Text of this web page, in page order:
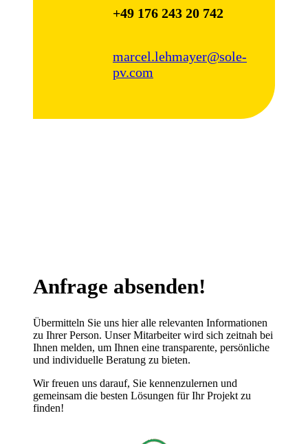
+49 176 243 20 742
marcel.lehmayer@sole-
pv.com
Anfrage absenden!
Übermitteln Sie uns hier alle relevanten Informationen
zu Ihrer Person. Unser Mitarbeiter wird sich zeitnah bei
Ihnen melden, um Ihnen eine transparente, persönliche
und individuelle Beratung zu bieten.
Wir freuen uns darauf, Sie kennenzulernen und
gemeinsam die besten Lösungen für Ihr Projekt zu
finden!